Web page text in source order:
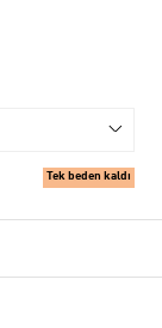
Tek beden kaldı